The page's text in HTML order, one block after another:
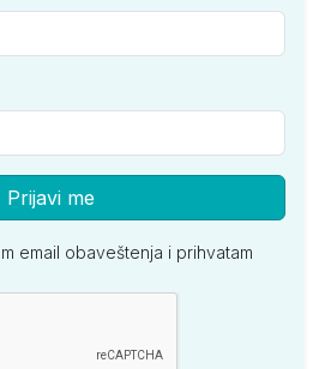
Prijavi me
email obaveštenja i prihvatam